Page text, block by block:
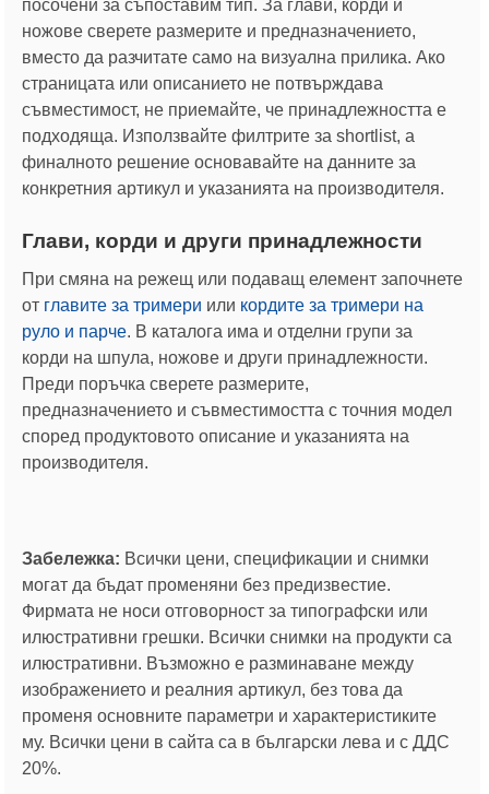
посочени за съпоставим тип. За глави, корди и
ножове сверете размерите и предназначението,
вместо да разчитате само на визуална прилика. Ако
страницата или описанието не потвърждава
съвместимост, не приемайте, че принадлежността е
подходяща. Използвайте филтрите за shortlist, а
финалното решение основавайте на данните за
конкретния артикул и указанията на производителя.
Глави, корди и други принадлежности
При смяна на режещ или подаващ елемент започнете
от главите за тримери или кордите за тримери на
руло и парче. В каталога има и отделни групи за
корди на шпула, ножове и други принадлежности.
Преди поръчка сверете размерите,
предназначението и съвместимостта с точния модел
според продуктовото описание и указанията на
производителя.
Забележка: Всички цени, спецификации и снимки
могат да бъдат променяни без предизвестие.
Фирмата не носи отговорност за типографски или
илюстративни грешки. Всички снимки на продукти са
илюстративни. Възможно е разминаване между
изображението и реалния артикул, без това да
променя основните параметри и характеристиките
му. Всички цени в сайта са в български лева и с ДДС
20%.